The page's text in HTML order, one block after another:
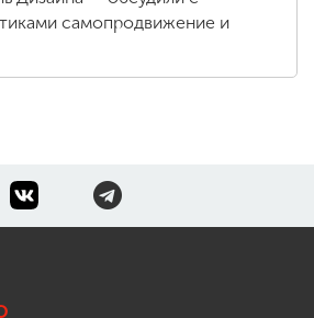
самопродвижение и